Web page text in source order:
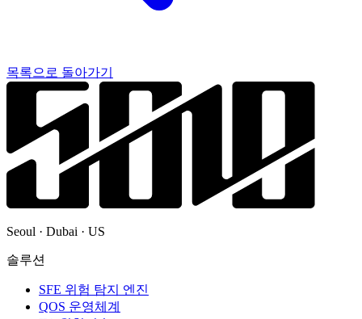
목록으로 돌아가기
Seoul · Dubai · US
솔루션
SFE 위험 탐지 엔진
QOS 운영체계